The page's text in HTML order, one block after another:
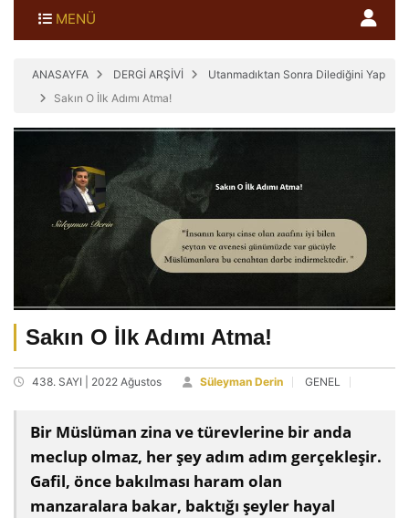
MENÜ
ANASAYFA DERGİ ARŞİVİ
Utanmadıktan Sonra Dilediğini Yap
Sakın O İlk Adımı Atma!
Sakın O İlk Adımı Atma!
438. SAYI | 2022 Ağustos Süleyman Derin GENEL
Bir Müslüman zina ve türevlerine bir anda
meclup olmaz, her şey adım adım gerçekleşir.
Gafil, önce bakılması haram olan
manzaralara bakar, baktığı şeyler hayal